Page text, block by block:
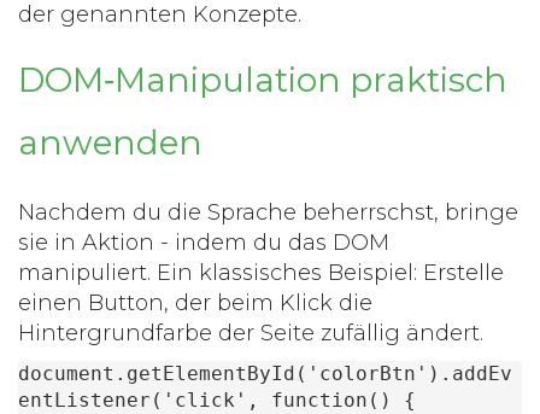
der genannten Konzepte.
DOM‑Manipulation praktisch
anwenden
Nachdem du die Sprache beherrschst, bringe
sie in Aktion - indem du das DOM
manipuliert. Ein klassisches Beispiel: Erstelle
einen Button, der beim Klick die
Hintergrundfarbe der Seite zufällig ändert.
document.getElementById('colorBtn').addEv
entListener('click', function() {